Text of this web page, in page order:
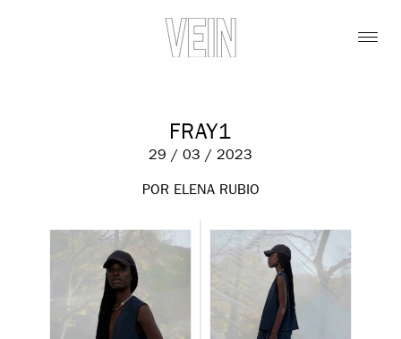
FRAY1
29 / 03 / 2023
POR ELENA RUBIO